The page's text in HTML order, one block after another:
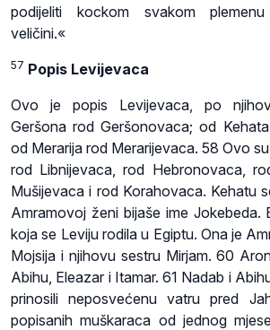
podijeliti kockom svakom
veličini.«
57 Popis Levijevaca
Ovo je popis Levijevaca, po
Geršona rod Geršonovaca; od
od Merarija rod Merarijevaca. 58 Ovo
rod Libnijevaca, rod Hebronovaca,
Mušijevaca i rod Korahovaca. Kehatu
Amramovoj ženi bijaše ime Jokebeda.
koja se Leviju rodila u Egiptu. Ona je
Mojsija i njihovu sestru Mirjam. 60
Abihu, Eleazar i Itamar. 61 Nadab i
prinosili neposvećenu vatru pred
popisanih muškaraca od jednog